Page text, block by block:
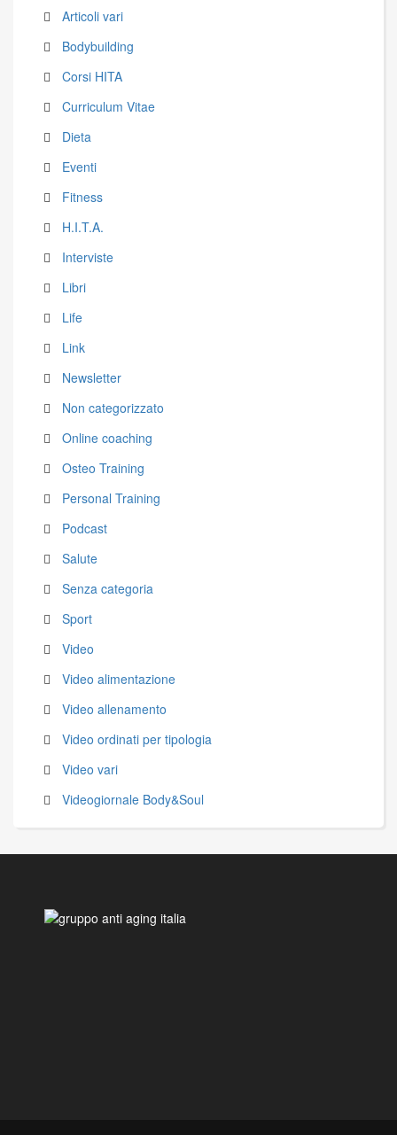
Articoli vari
Bodybuilding
Corsi HITA
Curriculum Vitae
Dieta
Eventi
Fitness
H.I.T.A.
Interviste
Libri
Life
Link
Newsletter
Non categorizzato
Online coaching
Osteo Training
Personal Training
Podcast
Salute
Senza categoria
Sport
Video
Video alimentazione
Video allenamento
Video ordinati per tipologia
Video vari
Videogiornale Body&Soul